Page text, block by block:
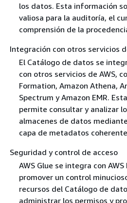
los datos. Esta información
valiosa para la auditoría, el
comprensión de la
Integración con otros servicios
El Catálogo de datos se
con otros servicios de AWS,
Formation, Amazon Athena,
Spectrum y Amazon EMR.
permite consultar y analizar
almacenes de datos
capa de metadatos
Seguridad y control de acceso
AWS Glue se integra con
promover un control
recursos del Catálogo de
administrar los permisos y